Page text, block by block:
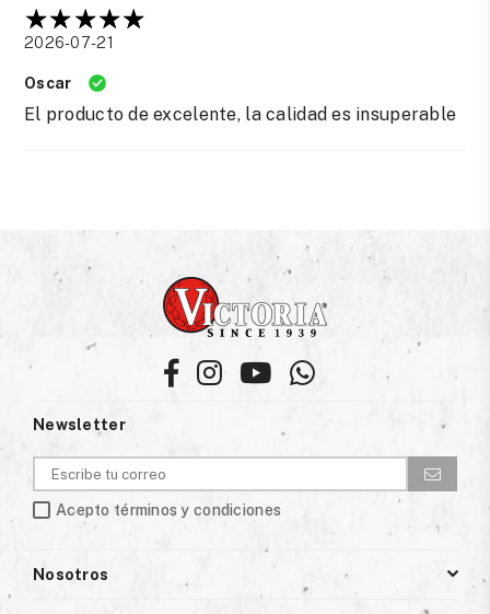
2026-07-21
Oscar
El producto de excelente, la calidad es insuperable
FacebookInstagramYouTubeWhatsapp
Newsletter
Acepto términos y condiciones
Nosotros